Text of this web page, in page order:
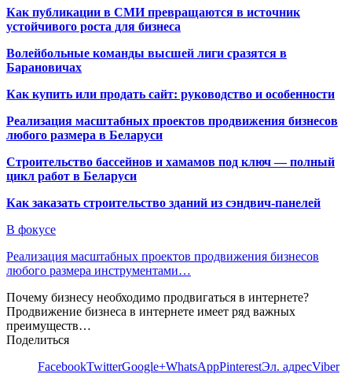
Как публикации в СМИ превращаются в источник
устойчивого роста для бизнеса
Волейбольные команды высшей лиги сразятся в
Барановичах
Как купить или продать сайт: руководство и особенности
Реализация масштабных проектов продвижения бизнесов
любого размера в Беларуси
Строительство бассейнов и хамамов под ключ — полный
цикл работ в Беларуси
Как заказать строительство зданий из сэндвич-панелей
В фокусе
Реализация масштабных проектов продвижения бизнесов
любого размера инструментами…
Почему бизнесу необходимо продвигаться в интернете?
Продвижение бизнеса в интернете имеет ряд важных
преимуществ…
Поделиться
FacebookTwitterGoogle+WhatsAppPinterestЭл. адресViber